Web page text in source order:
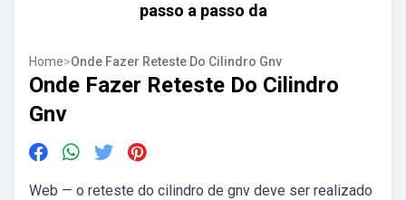
passo a passo da
Home>Onde Fazer Reteste Do Cilindro Gnv
Onde Fazer Reteste Do Cilindro
Gnv
Web — o reteste do cilindro de gnv deve ser realizado